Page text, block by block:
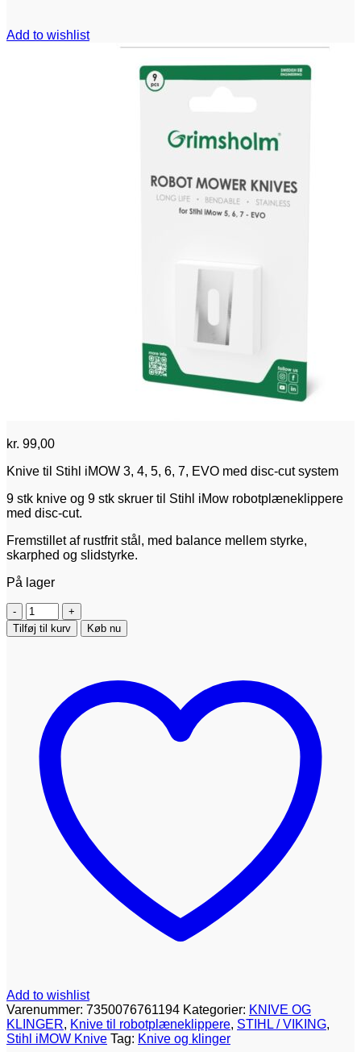
Add to wishlist
kr. 99,00
Knive til Stihl iMOW 3, 4, 5, 6, 7, EVO med disc-cut system
9 stk knive og 9 stk skruer til Stihl iMow robotplæneklippere
med disc-cut.
Fremstillet af rustfrit stål, med balance mellem styrke,
skarphed og slidstyrke.
På lager
Knive
til
Stihl
EVO
stk
antal
Tilføj til kurv Køb nu
Add to wishlist
Varenummer: 7350076761194 Kategorier: KNIVE OG
KLINGER, Knive til robotplæneklippere, STIHL / VIKING,
Stihl iMOW Knive Tag: Knive og klinger